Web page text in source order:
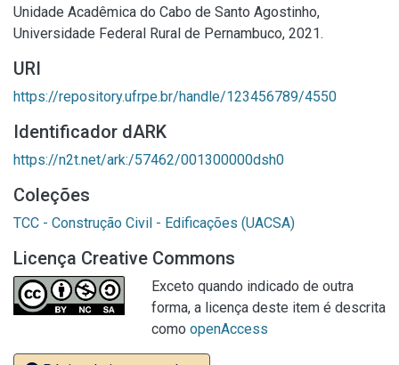
Unidade Acadêmica do Cabo de Santo Agostinho,
Universidade Federal Rural de Pernambuco, 2021.
URI
https://repository.ufrpe.br/handle/123456789/4550
Identificador dARK
https://n2t.net/ark:/57462/001300000dsh0
Coleções
TCC - Construção Civil - Edificações (UACSA)
Licença Creative Commons
Exceto quando indicado de outra
forma, a licença deste item é descrita
como openAccess